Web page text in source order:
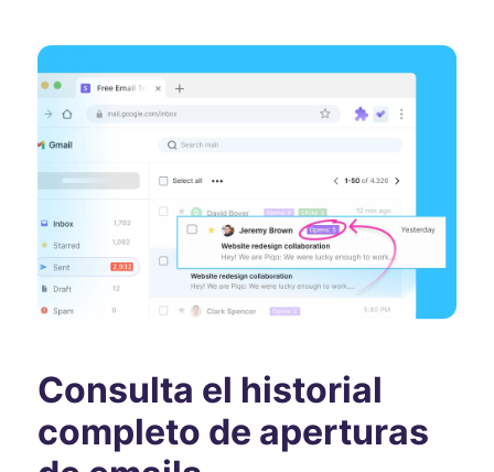
Consulta el historial
completo de aperturas